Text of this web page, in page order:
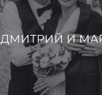
ДМИТРИЙ И